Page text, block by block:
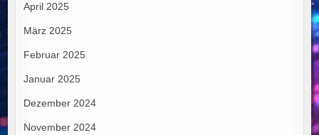
April 2025
März 2025
Februar 2025
Januar 2025
Dezember 2024
November 2024